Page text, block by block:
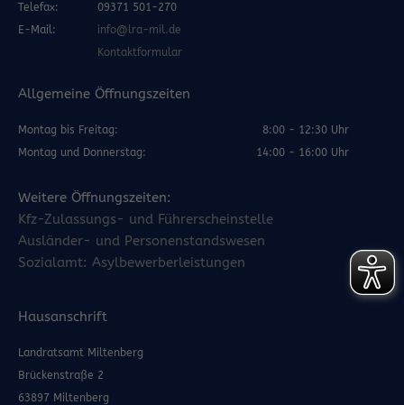
Telefax:
09371 501-270
E-Mail:
info@lra-mil.de
Kontaktformular
Allgemeine Öffnungszeiten
Montag bis Freitag:
8:00 - 12:30 Uhr
Montag und Donnerstag:
14:00 - 16:00 Uhr
Weitere Öffnungszeiten:
Kfz-Zulassungs- und Führerscheinstelle
Ausländer- und Personenstandswesen
Sozialamt: Asylbewerberleistungen
Hausanschrift
Landratsamt Miltenberg
Brückenstraße 2
63897 Miltenberg